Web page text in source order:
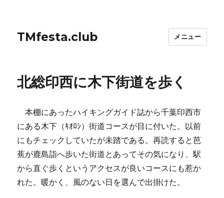
TMfesta.club メニュー
北総印西に木下街道を歩く
本棚にあったハイキングガイド誌から千葉印西市
にある木下（ｷｵﾛｼ）街道コースが目に付いた。以前
にもチェックしていたが未踏である。再読すると芭
蕉が鹿島詣へ歩いた街道とあってその気になり、駅
から直ぐ歩くというアクセスが良いコースにも惹か
れた。暖かく、風のない日を選んで出掛けた。